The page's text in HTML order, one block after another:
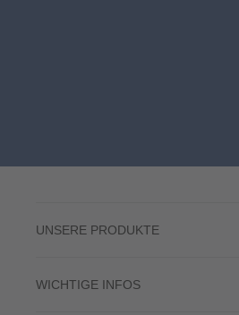
UNSERE PRODUKTE
WICHTIGE INFOS